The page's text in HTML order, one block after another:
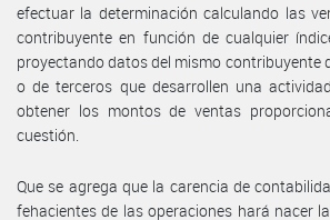
efectuar la determinación calculando las
contribuyente en función de cualquier
proyectando datos del mismo contribuyente
o de terceros que desarrollen una
obtener los montos de ventas
cuestión.
Que se agrega que la carencia de
fehacientes de las operaciones hará nacer